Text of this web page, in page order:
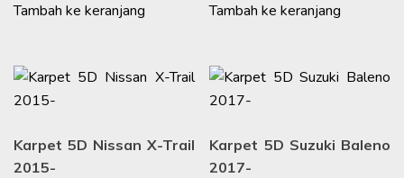
Tambah ke keranjang Tambah ke keranjang
Karpet 5D Nissan X-Trail
2015-
Karpet 5D Suzuki Baleno
2017-